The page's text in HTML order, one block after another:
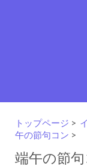
トップページ >
午の節句コン >
端午の節